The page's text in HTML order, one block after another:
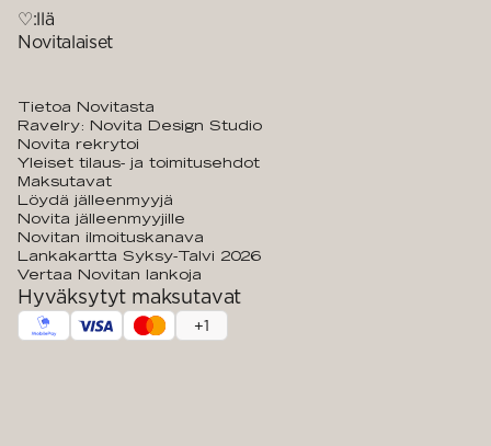
♡:llä
Novitalaiset
Tietoa Novitasta
Ravelry: Novita Design Studio
Novita rekrytoi
Yleiset tilaus- ja toimitusehdot
Maksutavat
Löydä jälleenmyyjä
Novita jälleenmyyjille
Novitan ilmoituskanava
Lankakartta Syksy-Talvi 2026
Vertaa Novitan lankoja
Hyväksytyt maksutavat
+1